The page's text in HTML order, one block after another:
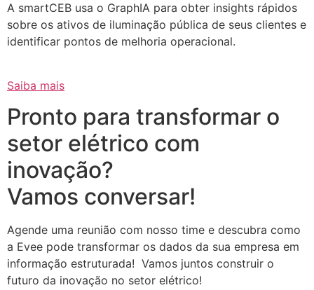
A smartCEB usa o GraphIA para obter insights rápidos
sobre os ativos de iluminação pública de seus clientes e
identificar pontos de melhoria operacional.
Saiba mais
Pronto para transformar o
setor elétrico com
inovação?
Vamos conversar!
Agende uma reunião com nosso time e descubra como
a Evee pode transformar os dados da sua empresa em
informação estruturada! Vamos juntos construir o
futuro da inovação no setor elétrico!